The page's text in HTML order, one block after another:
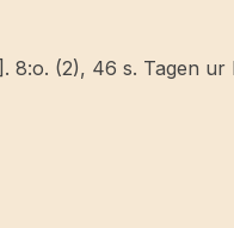
8:o. (2), 46 s. Tagen